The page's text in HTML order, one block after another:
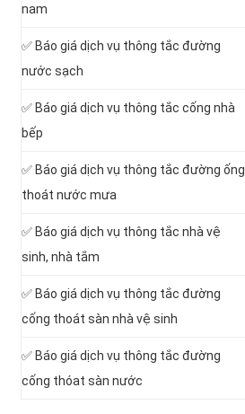
nam
✅ Báo giá dịch vụ thông tắc đường
nước sạch
✅ Báo giá dịch vụ thông tắc cống nhà
bếp
✅ Báo giá dịch vụ thông tắc đường ống
thoát nước mưa
✅ Báo giá dịch vụ thông tắc nhà vệ
sinh, nhà tắm
✅ Báo giá dịch vụ thông tắc đường
cống thoát sàn nhà vệ sinh
✅ Báo giá dịch vụ thông tắc đường
cống thóat sàn nước